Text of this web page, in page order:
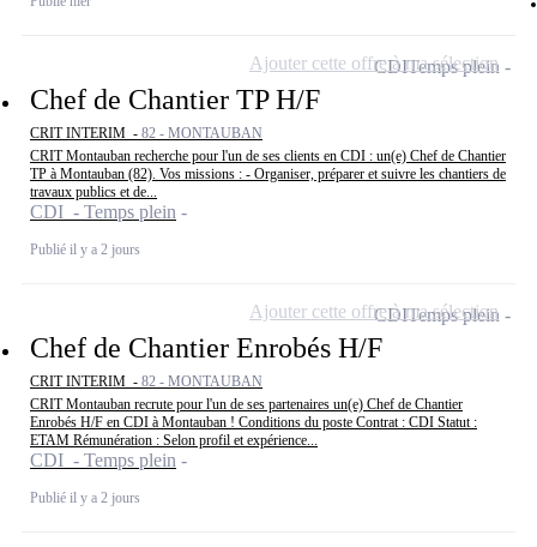
Chef de Chantier TP H/F
CRIT INTERIM - 82 - MONTAUBAN
CRIT Montauban recherche pour l'un de ses clients en CDI : un(e) Chef de Chantier
TP à Montauban (82). Vos missions : - Organiser, préparer et suivre les chantiers de
travaux publics et de...
CDI - Temps plein
Publié il y a 2 jours
CDITemps plein
Ajouter cette offre à ma sélection
Chef de Chantier Enrobés H/F
CRIT INTERIM - 82 - MONTAUBAN
CRIT Montauban recrute pour l'un de ses partenaires un(e) Chef de Chantier
Enrobés H/F en CDI à Montauban ! Conditions du poste Contrat : CDI Statut :
ETAM Rémunération : Selon profil et expérience...
CDI - Temps plein
Publié il y a 2 jours
CDITemps plein
Ajouter cette offre à ma sélection